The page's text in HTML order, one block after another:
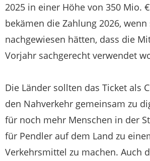
2025 in einer Höhe von 350 Mio.
bekämen die Zahlung 2026, wenn
nachgewiesen hätten, dass die
Vorjahr sachgerecht verwendet
Die Länder sollten das Ticket als
den Nahverkehr gemeinsam zu
für noch mehr Menschen in der
für Pendler auf dem Land zu
Verkehrsmittel zu machen. Auch